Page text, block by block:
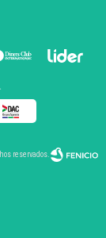
reservados.